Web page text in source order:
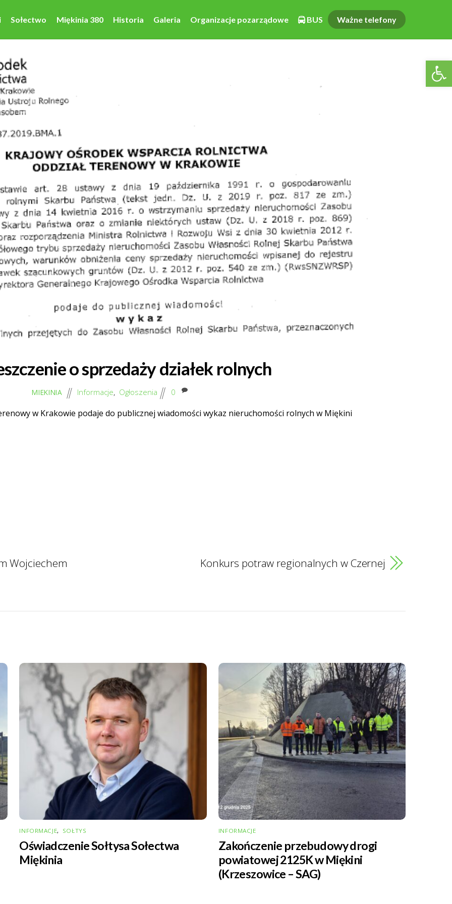
Otwórz pasek narzędzi
Sołectwo Miękinia 380 Historia Galeria Organizacje pozarządowe BUS Ważne telefony
o sprzedaży działek rolnych
MIEKINIA Informacje, Ogłoszenia 0
w Krakowie podaje do publicznej wiadomości wykaz nieruchomości rolnych w Miękini
Wojciechem
Konkurs potraw regionalnych w Czernej
INFORMACJE, SOŁTYS
Oświadczenie Sołtysa Sołectwa
Miękinia
INFORMACJE
Zakończenie przebudowy drogi
powiatowej 2125K w Miękini
(Krzeszowice – SAG)